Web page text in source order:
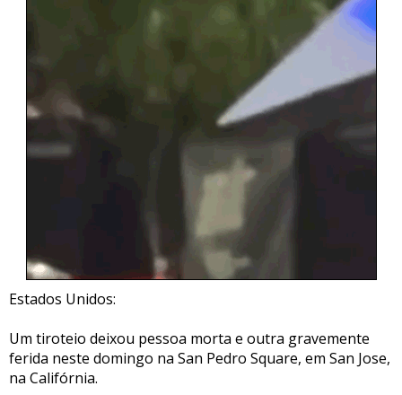
Estados Unidos:
Um tiroteio deixou pessoa morta e outra gravemente
ferida neste domingo na San Pedro Square, em San Jose,
na Califórnia.